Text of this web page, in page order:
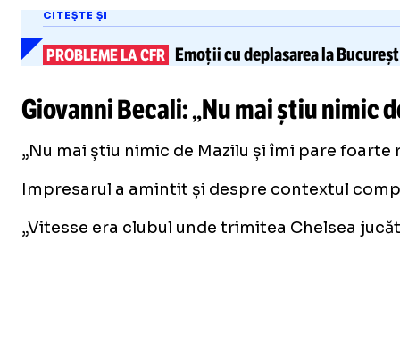
CITEȘTE ȘI
PROBLEME LA CFR Emoții cu deplasareala
Giovanni Becali: „Nu mai știu nimic
„Nu mai știu nimic de Mazilu și îmi pare foarte
Impresarul a amintit și despre contextul
„Vitesse era clubul unde trimitea Chelsea